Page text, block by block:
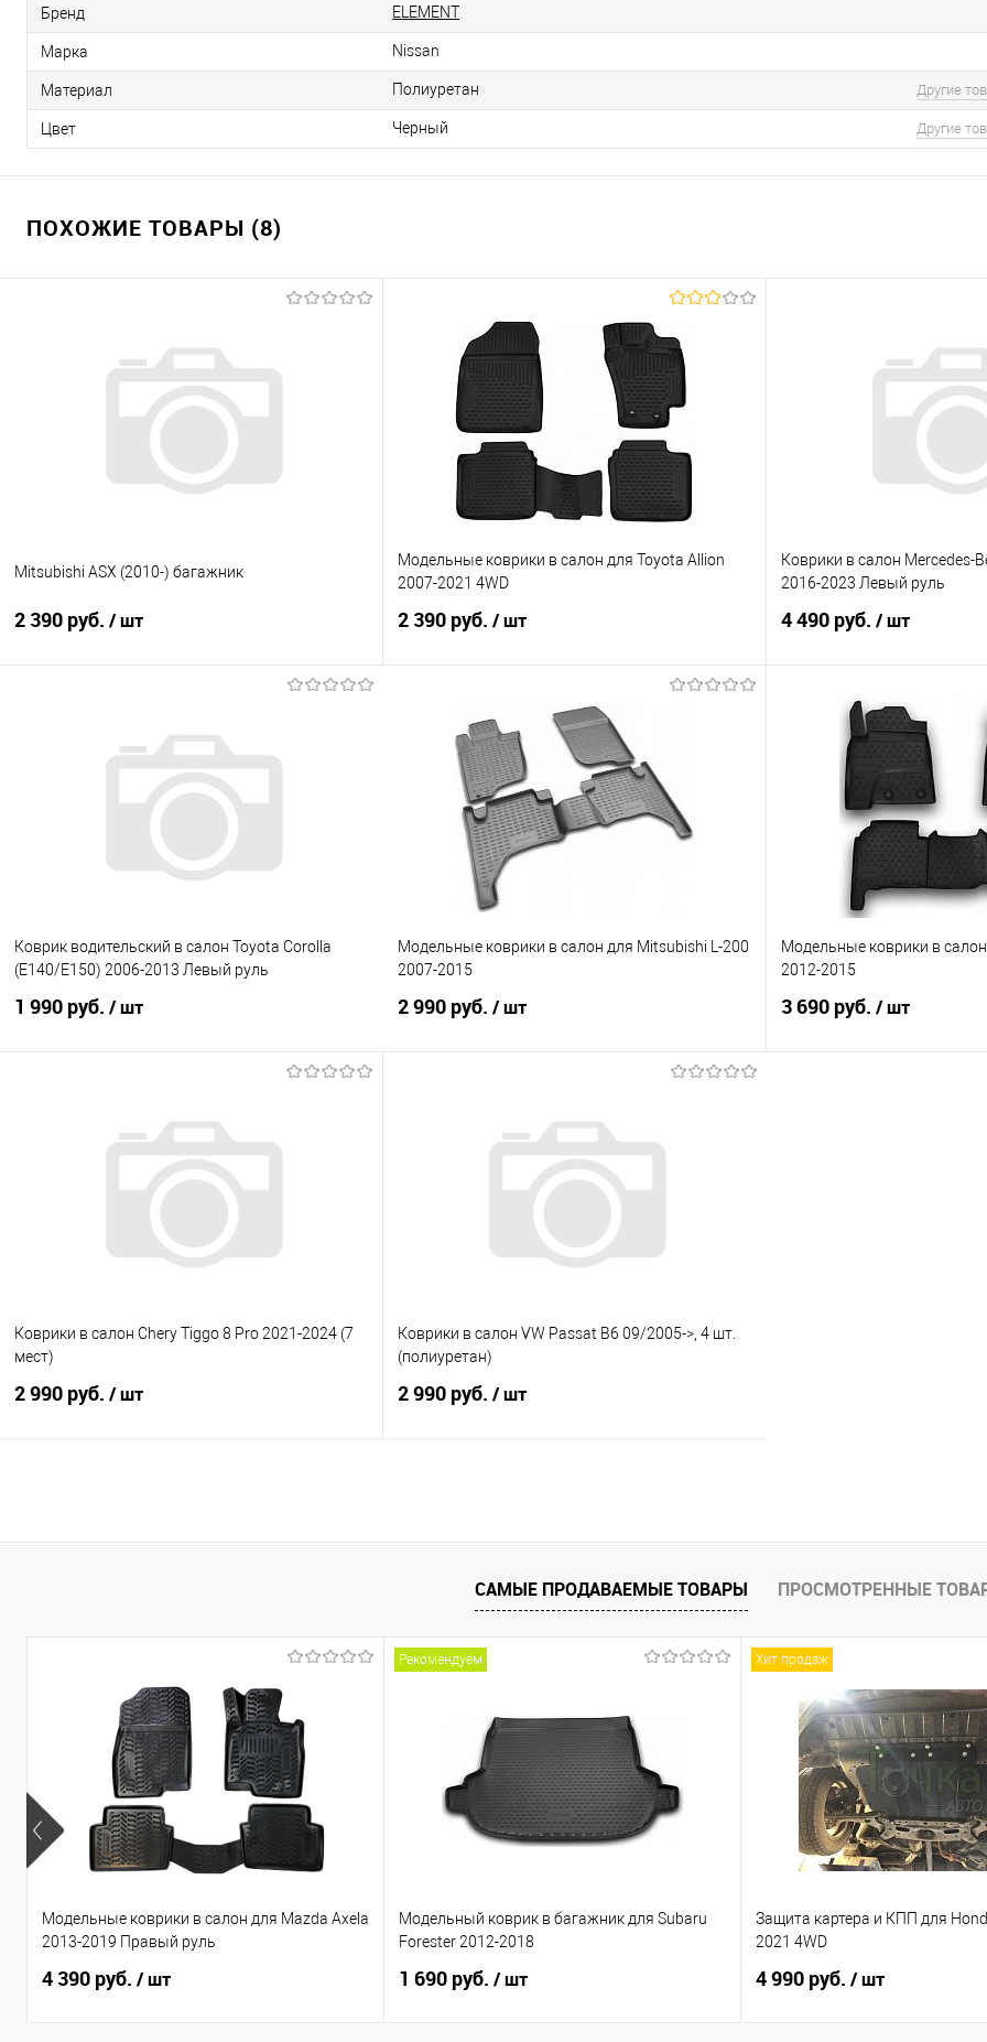
Бренд ELEMENT
Марка Nissan
Материал Полиуретан Другие
Цвет Черный Другие
ПОХОЖИЕ ТОВАРЫ (8)
Mitsubishi ASX (2010-) багажник
2 390 руб. / шт
Купить в 1 клик
Сравнение
Под заказ
Модельные коврики в салон для Toyota Allion
2007-2021 4WD
2 390 руб. / шт
В корзину
Купить в 1 клик
Сравнение
В избранное
В наличии
Коврики в салон Mercedes-
2016-2023 Левый руль
4 490 руб. / шт
В
Купить в 1 клик
В избранное
Коврик водительский в салон Toyota Corolla
(E140/E150) 2006-2013 Левый руль
1 990 руб. / шт
Купить в 1 клик
Сравнение
Под заказ
Модельные коврики в салон для Mitsubishi L-200
2007-2015
2 990 руб. / шт
Купить в 1 клик
Сравнение
Под заказ
Модельные коврики в
2012-2015
3 690 руб. / шт
Коврики в салон Chery Tiggo 8 Pro 2021-2024 (7
мест)
2 990 руб. / шт
Купить в 1 клик
Сравнение
Коврики в салон VW Passat B6 09/2005->, 4 шт.
(полиуретан)
2 990 руб. / шт
Купить в 1 клик
Сравнение
В избранное
Под заказ
САМЫЕ ПРОДАВАЕМЫЕ ТОВАРЫ ПРОСМОТРЕННЫЕ
Модельные коврики в салон для Mazda Axela
2013-2019 Правый руль
4 390 руб. / шт
Рекомендуем
Модельный коврик в багажник для Subaru
Forester 2012-2018
1 690 руб. / шт
Хит продаж
Защита картера и КПП для
2021 4WD
4 990 руб. / шт